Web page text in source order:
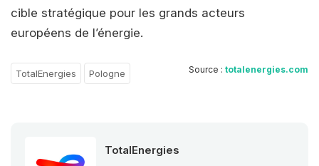
cible stratégique pour les grands acteurs
européens de l’énergie.
Source : totalenergies.com
TotalEnergies Pologne
TotalEnergies